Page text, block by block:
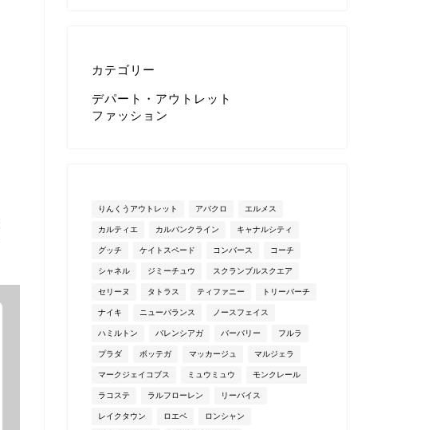
カテゴリー
デパート・アウトレット
ファッション
りんくうアウトレット アバクロ エルメス
カルティエ カルバンクライン キャナルシティ
グッチ ケイトスペード コンバース コーチ
シャネル ジミーチュウ スクランブルスクエア
セリーヌ タトラス ティファニー トリーバーチ
ナイキ ニューバランス ノースフェイス
ハミルトン バレンシアガ バーバリー フルラ
プラダ ボッテガ マッカージュ マルジェラ
マークジェイコブス ミュウミュウ モンクレール
ラコステ ラルフローレン リーバイス
レイクタウン ロエベ ロンシャン